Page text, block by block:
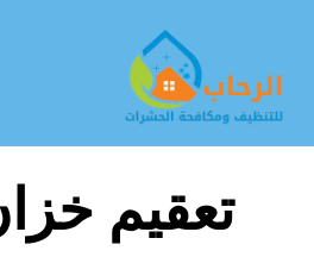
تعقيم